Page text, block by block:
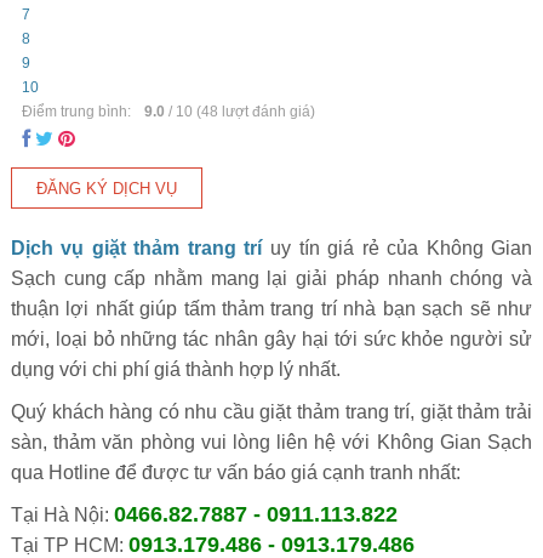
7
8
9
10
Điểm trung bình:
9.0 / 10 (48 lượt đánh giá)
Dịch vụ giặt thảm trang trí uy tín giá rẻ của Không Gian
Sạch cung cấp nhằm mang lại giải pháp nhanh chóng và
thuận lợi nhất giúp tấm thảm trang trí nhà bạn sạch sẽ như
mới, loại bỏ những tác nhân gây hại tới sức khỏe người sử
dụng với chi phí giá thành hợp lý nhất.
Quý khách hàng có nhu cầu giặt thảm trang trí, giặt thảm trải
sàn, thảm văn phòng vui lòng liên hệ với Không Gian Sạch
qua Hotline để được tư vấn báo giá cạnh tranh nhất:
Tại Hà Nội: 0466.82.7887 - 0911.113.822
Tại TP HCM: 0913.179.486 - 0913.179.486